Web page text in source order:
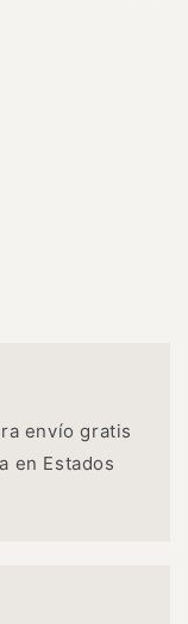
envío gratis
en Estados